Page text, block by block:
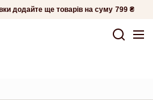
додайте ще товарів на суму 799 ₴